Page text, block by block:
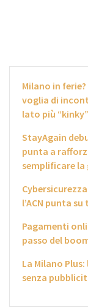
Milano in
voglia di
lato più “kinky”
StayAgain
punta a
semplificare la
l’ACN punta
Pagamenti
passo del
La Milano
senza